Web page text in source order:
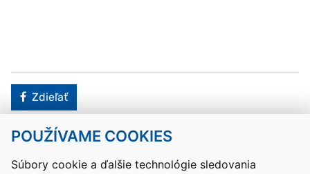
POUŽÍVAME COOKIES
Súbory cookie a ďalšie technológie sledovania
Facebook
Zdieľať